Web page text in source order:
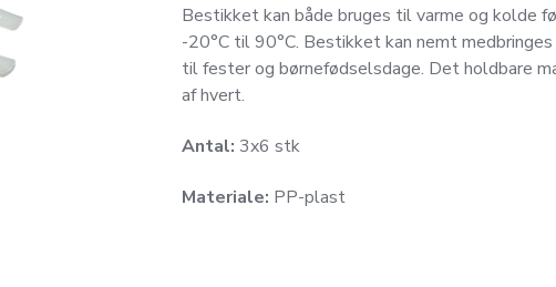
Bestikket kan både bruges til varme og kolde
-20°C til 90°C. Bestikket kan nemt
til fester og børnefødselsdage. Det holdbare
af hvert.
Antal: 3x6 stk
Materiale: PP-plast